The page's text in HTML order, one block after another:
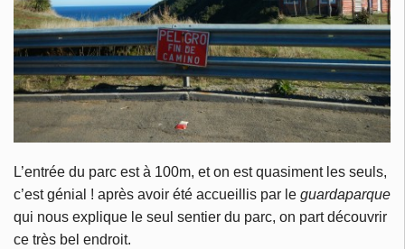
L’entrée du parc est à 100m, et on est quasiment les seuls,
c’est génial ! après avoir été accueillis par le guardaparque
qui nous explique le seul sentier du parc, on part découvrir
ce très bel endroit.